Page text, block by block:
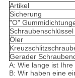
Artikel
Sicherung
"O"
Schraubenschlüssel
Öler
Gerader
A: Wie lange ist
B: Wir haben eine